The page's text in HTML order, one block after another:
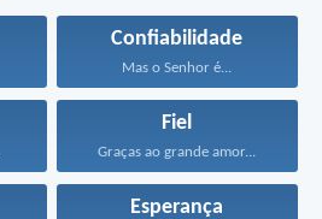
Confiabilidade
Mas o Senhor é...
Fiel
Graças ao grande amor...
Esperança